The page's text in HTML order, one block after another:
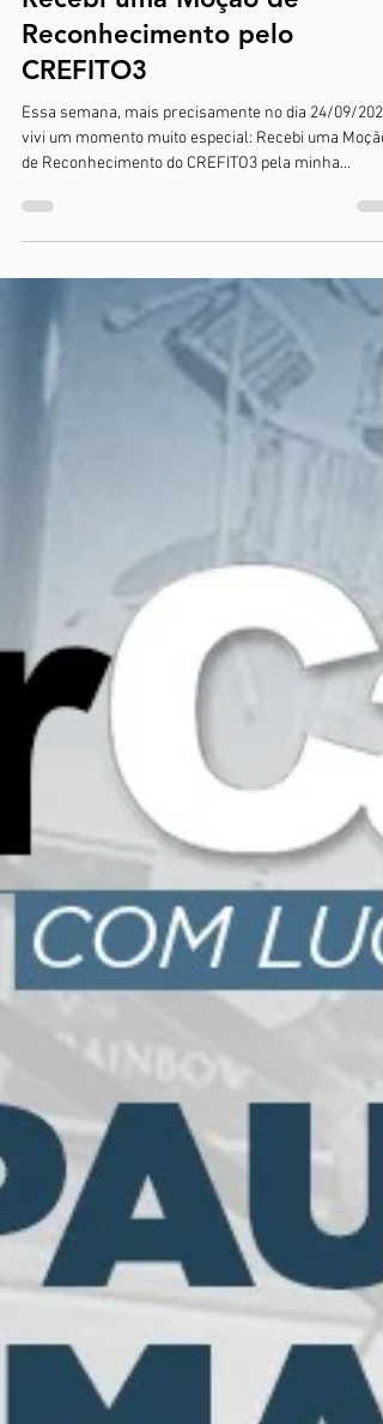
1 min de leitura
Recebi uma Moção de
Reconhecimento pelo
CREFITO3
Essa semana, mais precisamente no dia 24/09/
vivi um momento muito especial: Recebi uma Moção
comemoração dos 50 anos do sistema
COFFITO/CREFITOs, dos quais 18 anos eu vivenciei.
cerimônia foi realizada no Salão Nobre da USF
Universidade São Francisco - Campus Bragança